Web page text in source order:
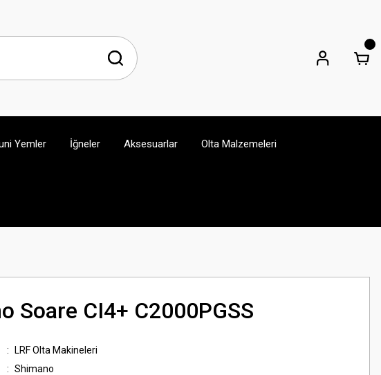
Yemler İğneler Aksesuarlar Olta Malzemeleri
Soare CI4+ C2000PGSS
LRF Olta Makineleri
Shimano